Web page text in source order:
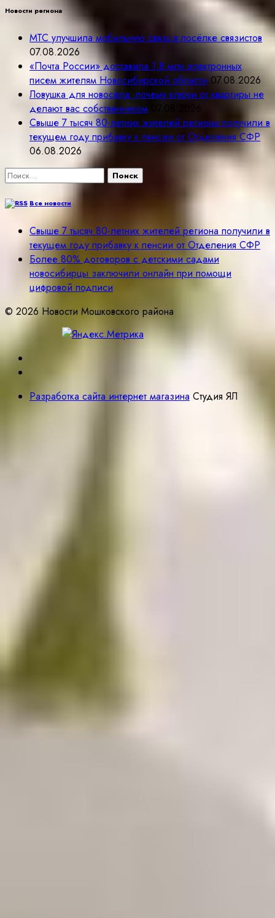
Новости региона
МТС улучшила мобильную связь в посёлке связистов
07.08.2026
«Почта России» доставила 1,8 млн электронных
писем жителям Новосибирской области 07.08.2026
Ловушка для новосёла: почему ключи от квартиры не
делают вас собственником
07.08.2026
Свыше 7 тысяч 80-летних жителей региона получили в
текущем году прибавку к пенсии от Отделения СФР
06.08.2026
Найти:
Все новости
Свыше 7 тысяч 80-летних жителей региона получили в
текущем году прибавку к пенсии от Отделения СФР
Более 80% договоров с детскими садами
новосибирцы заключили онлайн при помощи
цифровой подписи
© 2026 Новости Мошковского района
Разработка сайта интернет магазина Студия ЯЛ